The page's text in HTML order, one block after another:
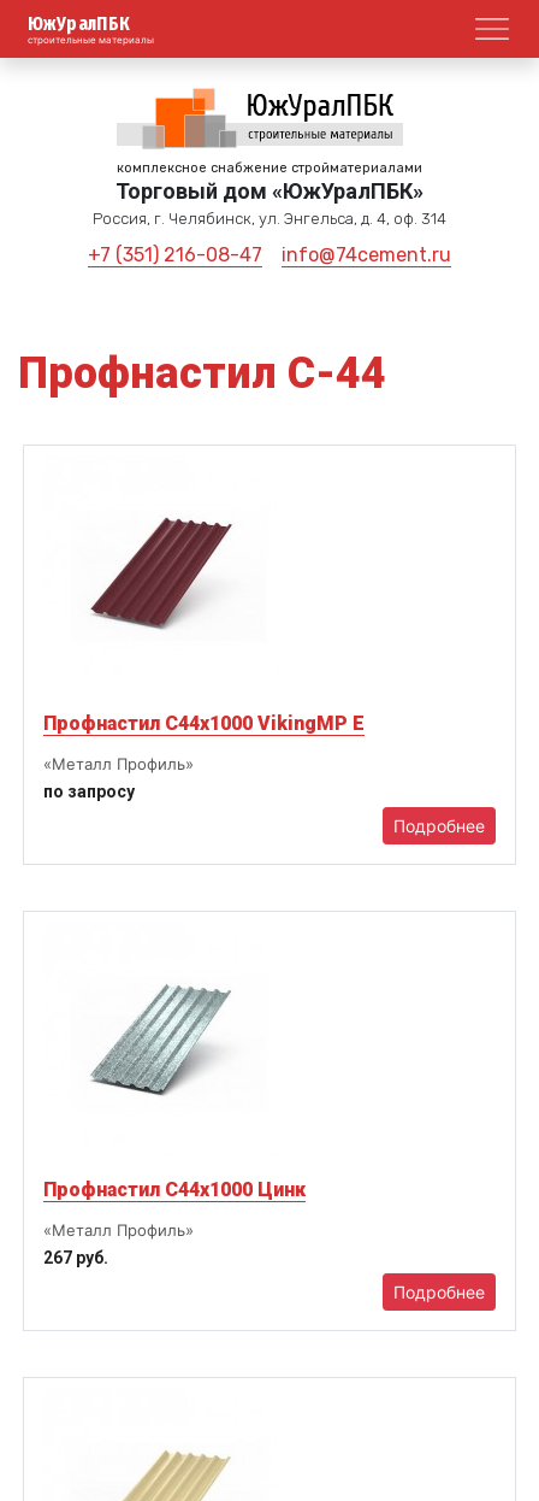
ЮжУралПБК
строительные материалы
комплексное снабжение стройматериалами
Торговый дом «ЮжУралПБК»
Россия, г. Челябинск, ул. Энгельса, д. 4, оф. 314
+7 (351) 216-08-47 info@74cement.ru
Профнастил С-44
Профнастил С44х1000 VikingMP E
«Металл Профиль»
по запросу
Подробнее
Профнастил С44х1000 Цинк
«Металл Профиль»
267 руб.
Подробнее